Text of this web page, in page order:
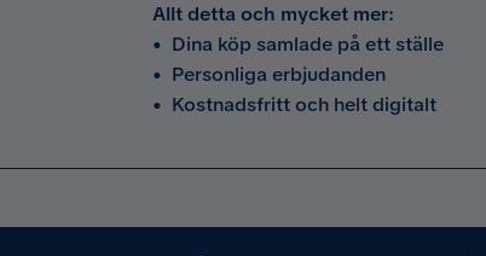
Allt detta och mycket mer:
• Dina köp samlade på ett ställe
• Personliga erbjudanden
• Kostnadsfritt och helt digitalt